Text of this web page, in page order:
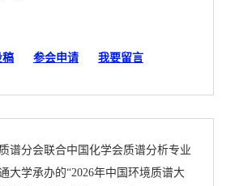
稿 参会申请 我要留言
谱分会联合中国化学会质谱分析专业
大学承办的“2026年中国环境质谱大